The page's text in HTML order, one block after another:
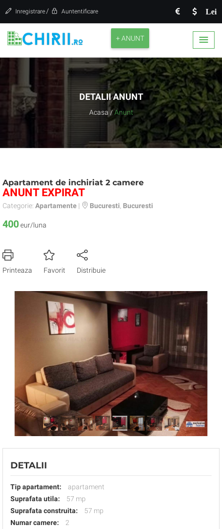
Lei
Inregistrare / Auntentificare
+ ANUNT
DETALII ANUNT
Acasa / Anunt
Apartament de inchiriat 2 camere
ANUNT EXPIRAT
Categorie: Apartamente | Bucuresti Bucuresti
400eur/luna
Printeaza Favorit Distribuie
DETALII
Tip apartament:
apartament
Suprafata utila:
57 mp
Suprafata construita:
57 mp
Numar camere:
2